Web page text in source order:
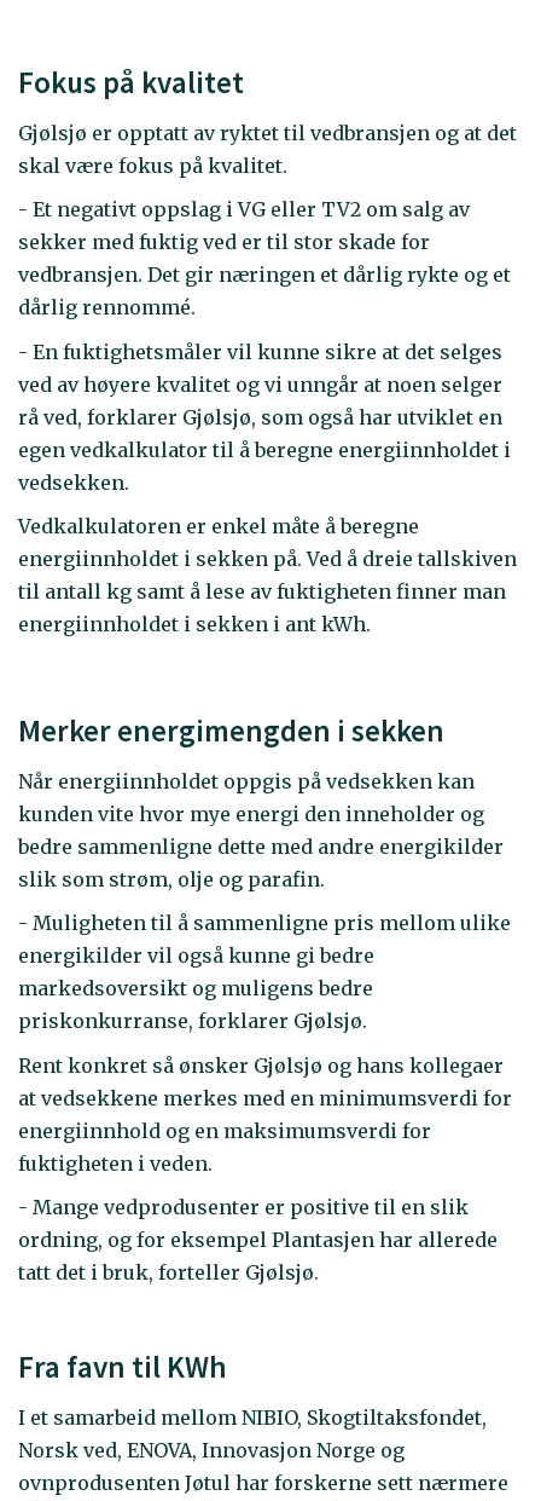
Fokus på kvalitet
Gjølsjø er opptatt av ryktet til vedbransjen og at det
skal være fokus på kvalitet.
- Et negativt oppslag i VG eller TV2 om salg av
sekker med fuktig ved er til stor skade for
vedbransjen. Det gir næringen et dårlig rykte og et
dårlig rennommé.
- En fuktighetsmåler vil kunne sikre at det selges
ved av høyere kvalitet og vi unngår at noen selger
rå ved, forklarer Gjølsjø, som også har utviklet en
egen vedkalkulator til å beregne energiinnholdet i
vedsekken.
Vedkalkulatoren er enkel måte å beregne
energiinnholdet i sekken på. Ved å dreie tallskiven
til antall kg samt å lese av fuktigheten finner man
energiinnholdet i sekken i ant kWh.
Merker energimengden i sekken
Når energiinnholdet oppgis på vedsekken kan
kunden vite hvor mye energi den inneholder og
bedre sammenligne dette med andre energikilder
slik som strøm, olje og parafin.
- Muligheten til å sammenligne pris mellom ulike
energikilder vil også kunne gi bedre
markedsoversikt og muligens bedre
priskonkurranse, forklarer Gjølsjø.
Rent konkret så ønsker Gjølsjø og hans kollegaer
at vedsekkene merkes med en minimumsverdi for
energiinnhold og en maksimumsverdi for
fuktigheten i veden.
- Mange vedprodusenter er positive til en slik
ordning, og for eksempel Plantasjen har allerede
tatt det i bruk, forteller Gjølsjø.
Fra favn til KWh
I et samarbeid mellom NIBIO, Skogtiltaksfondet,
Norsk ved, ENOVA, Innovasjon Norge og
ovnprodusenten Jøtul har forskerne sett nærmere